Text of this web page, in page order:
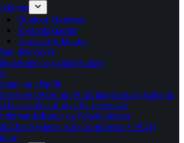
Outdoor kikkerter
Stjernekikkerter
Termiske kikkerter
detektorer
og Snakescopes
og afspille
myrer og lyt til flagermus og fugle og
en verden af plysdyr i oversize
og fiskekameraer
Systems (Electrophoresis + PCR)